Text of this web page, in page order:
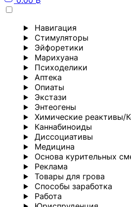
Навигация
Стимуляторы
Эйфоретики
Марихуана
Психоделики
Аптека
Опиаты
Экстази
Энтеогены
Химические реактивы/
Каннабиноиды
Диссоциативы
Медицина
Основа курительных
Реклама
Товары для грова
Способы заработка
Работа